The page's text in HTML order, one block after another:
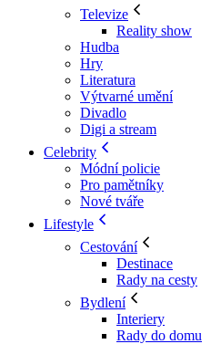
Televize
Reality show
Hudba
Hry
Literatura
Výtvarné umění
Divadlo
Digi a stream
Celebrity
Módní policie
Pro pamětníky
Nové tváře
Lifestyle
Cestování
Destinace
Rady na cesty
Bydlení
Interiery
Rady do domu